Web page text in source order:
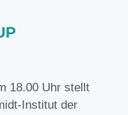
18.00 Uhr stellt
Institut der